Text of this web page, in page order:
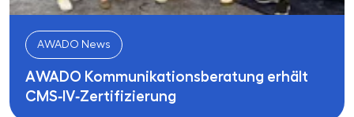
AWADO News
AWADO Kommunikationsberatung erhält
CMS‑IV‑Zertifizierung